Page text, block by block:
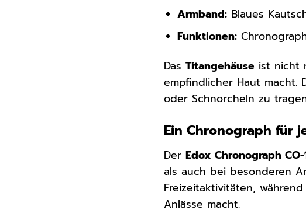
Armband: Blaues
Funktionen:
DasTitangehäuse ist nicht
empfindlicher Haut macht.
oder Schnorcheln zu
Ein Chronograph für
DerEdox Chronograph
als auch bei besonderen
Freizeitaktivitäten,
Anlässe macht.